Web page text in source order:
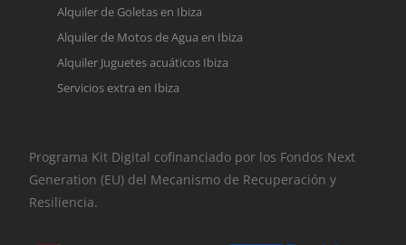
Alquiler de Goletas en Ibiza
Alquiler de Motos de Agua en Ibiza
Alquiler Juguetes acuáticos Ibiza
Servicios extra en Ibiza
Programa Kit Digital cofinanciado por los Fondos Next
Generation (EU) del Mecanismo de Recuperación y
Resiliencia.